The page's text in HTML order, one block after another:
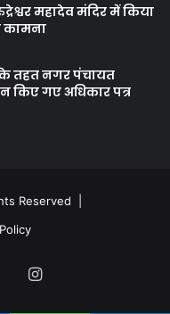
महादेव मंदिर में किया
कामना
के तहत नगर पंचायत
किए गए अधिकार पत्र
Reserved |
YouTubeInstagram